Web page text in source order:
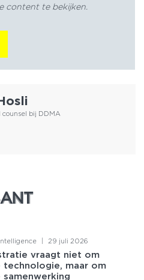
content te bekijken.
counsel bij DDMA
29 juli 2026
vraagt niet om
technologie, maar om